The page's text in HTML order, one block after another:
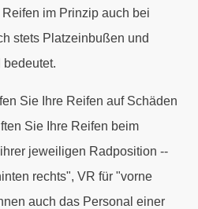
im Prinzip auch bei
stets Platzeinbußen und
bedeutet.
Sie Ihre Reifen auf Schäden
Sie Ihre Reifen beim
jeweiligen Radposition --
rechts", VR für "vorne
auch das Personal einer